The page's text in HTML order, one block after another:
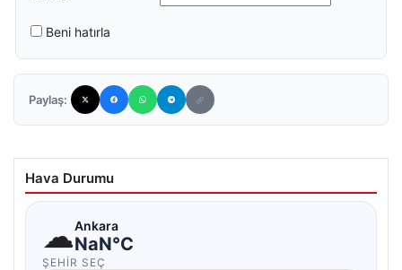
Beni hatırla
Paylaş:
Hava Durumu
☁Ankara
NaN°C
ŞEHIR SEÇ